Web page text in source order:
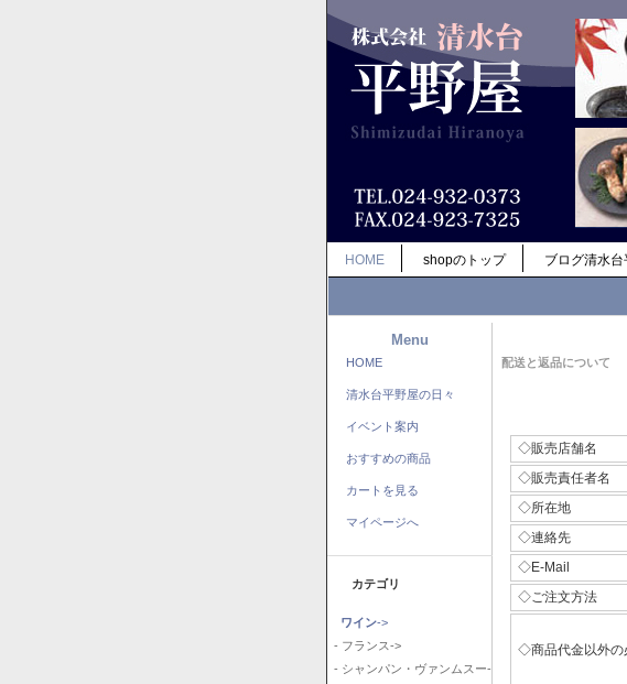
HOME shopのトップ ブログ清水
Menu
HOME
清水台平野屋の日々
イベント案内
おすすめの商品
カートを見る
マイページへ
カテゴリ
ワイン->
- フランス->
- シャンパン・ヴァンムスー-
配送と返品について
◇販売店舗名
◇販売責任者名
◇所在地
◇連絡先
◇E-Mail
◇ご注文方法
◇商品代金以外の